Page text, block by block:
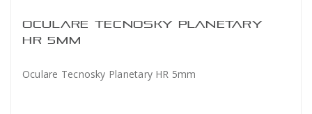
OCULARE TECNOSKY PLANETARY
HR 5MM
Oculare Tecnosky Planetary HR 5mm